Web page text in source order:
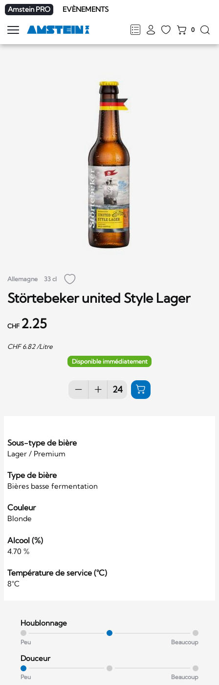
Amstein PRO EVÈNEMENTS
FRDEENIT
0
Afficher
la
Allemagne 33 cl
Störtebeker united Style Lager
CHF 2.25
CHF6.82/Litre
Disponible immédiatement
Sous-type de bière
Lager / Premium
Type de bière
Bières basse fermentation
Couleur
Blonde
Alcool (%)
4.70 %
Température de service (°C)
8°C
Houblonnage
Peu Beaucoup
Douceur
Peu Beaucoup